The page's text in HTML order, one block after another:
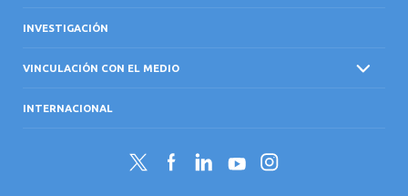
INVESTIGACIÓN
VINCULACIÓN CON EL MEDIO
INTERNACIONAL
Twitter FacebookLinkedInYouTubeInstagram